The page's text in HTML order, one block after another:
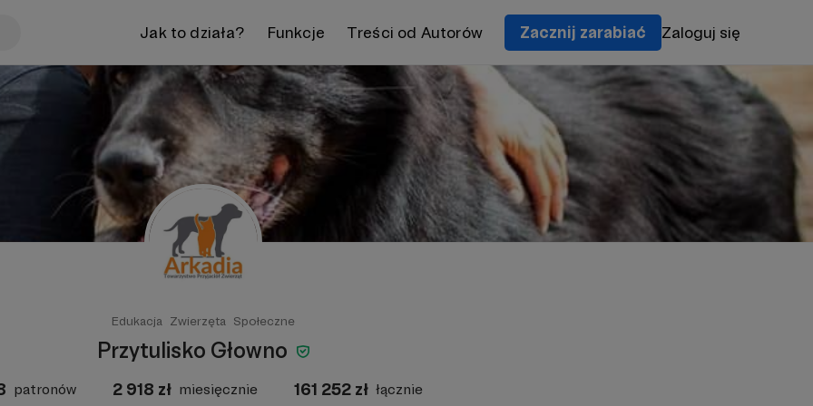
Jak to działa? Funkcje Treści od Autorów Zacznij zarabiać Zaloguj się
Edukacja Zwierzęta Społeczne
Przytulisko Głowno
patronów 2 918 zł miesięcznie 161 252 zł łącznie